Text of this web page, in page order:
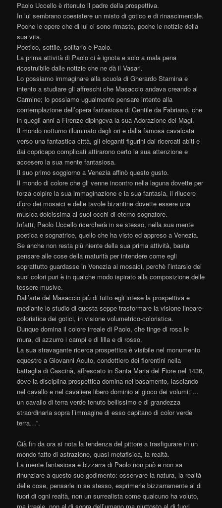
Paolo Uccello è ritenuto il padre della prospettiva.
In lui sembrano coesistere un misto di gotico e di rinascimentale.
Poche le opere che di lui ci sono rimaste, poche le notizie della
sua vita.
Poetico, sottile, solitario è Paolo.
La prima attività di Paolo ci è ignota e solo a mala pena
ricostruibile dalle notizie che ne dà il Vasari.
Lo possiamo immaginare alla scuola di Gherardo Starnina e
intento a studiare gli affreschi che Masaccio andava creando al
Carmine; lo possiamo ugualmente pensare intento alla
contemplazione dell’opera fantasiosa di Gentile da Fabriano, che
in quegli anni a Firenze dipingeva la sua Adorazione dei Magi.
Il mondo notturno illuminato dagli ori e dalla famosa cavalcata
verso una fantastica città, gli eleganti figurini dai ricercati abiti e
dai copricapo complicati attirarono certo la sua attenzione e
accesero la sua mente fantasiosa.
Il suo primo soggiorno a Venezia affinò questo gusto.
Il mondo di colore che gli venne incontro nella laguna dovette per
forza colpire la sua immaginazione e la sua fantasia, il rilucere
d’oro dei mosaici e delle tavole bizantine dovette essere una
musica dolcissima ai suoi occhi di eterno sognatore.
Infatti, Paolo Uccello ricercherà in se stesso, nella sua mente
poetica e sognatrice, quello che ha visto ed appreso a Venezia.
Se anche non resta più niente della sua prima attività, basta
pensare alle cose della maturità per intendere come egli
soprattutto guardasse in Venezia ai mosaici, perchè l’intarsio dei
suoi colori puri è in qualche modo ispirato alla composizione delle
tessere musive.
Dall’arte del Masaccio più di tutto egli intese la prospettiva e
mediante lo studio di questa seppe trasformare la visione lineare-
coloristica dei gotici, in visione volumetrico-coloristica.
Dunque domina il colore irreale di Paolo, che tinge di rosa le
mura, di azzurro i campi e di lilla e di rosso.
La sua stravagante ricerca prospettica è visibile nel monumento
equestre a Giovanni Acuto, condottiero dei fiorentini nella
battaglia di Cascinà, affrescato in Santa Maria del Fiore nel 1436,
dove la disciplina prospettica domina nel basamento, lasciando
nel cavallo e nel cavaliere libero dominio al gioco dei volumi:”…
un cavallo di terra verde tenuto bellissimo e di grandezza
straordinaria sopra l’immagine di esso capitano di color verde
terra…”.
Già fin da ora si nota la tendenza del pittore a trasfigurare in un
mondo fatto di astrazione, quasi metafisica, la realtà.
La mente fantasiosa e bizzarra di Paolo non può e non sa
rinunziare a questo suo godimento: osservare la natura, la realtà
delle cose, pensarle in se stesso, esprimerle bizzarramente al di
fuori di ogni realtà, non un surrealista come qualcuno ha voluto,